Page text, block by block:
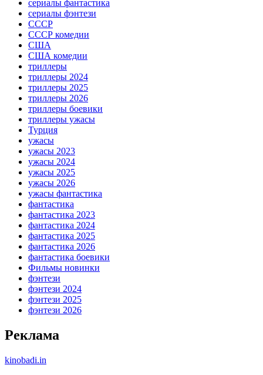
сериалы фантастика
сериалы фэнтези
СССР
СССР комедии
США
США комедии
триллеры
триллеры 2024
триллеры 2025
триллеры 2026
триллеры боевики
триллеры ужасы
Турция
ужасы
ужасы 2023
ужасы 2024
ужасы 2025
ужасы 2026
ужасы фантастика
фантастика
фантастика 2023
фантастика 2024
фантастика 2025
фантастика 2026
фантастика боевики
Фильмы новинки
фэнтези
фэнтези 2024
фэнтези 2025
фэнтези 2026
Реклама
kinobadi.in